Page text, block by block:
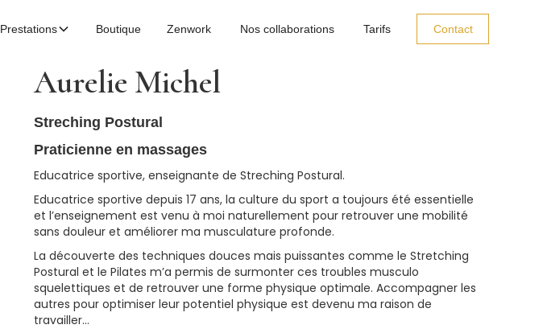
Prestations Boutique Zenwork Nos collaborations Tarifs Contact
Aurelie Michel
Streching Postural
Praticienne en massages
Educatrice sportive, enseignante de Streching Postural.
Educatrice sportive depuis 17 ans, la culture du sport a toujours été essentielle
et l’enseignement est venu à moi naturellement pour retrouver une mobilité
sans douleur et améliorer ma musculature profonde.
La découverte des techniques douces mais puissantes comme le Stretching
Postural et le Pilates m’a permis de surmonter ces troubles musculo
squelettiques et de retrouver une forme physique optimale. Accompagner les
autres pour optimiser leur potentiel physique est devenu ma raison de
travailler...